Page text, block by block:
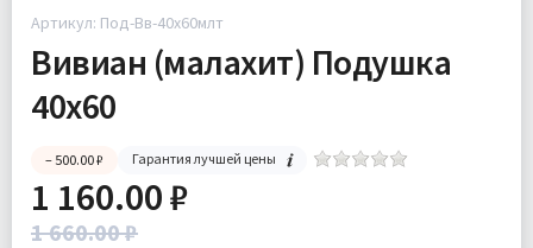
Артикул: Под-Вв-40х60млт
Вивиан (малахит) Подушка
40х60
– 500.00 ₽ Гарантия лучшей цены
1 160.00 ₽
1 660.00 ₽